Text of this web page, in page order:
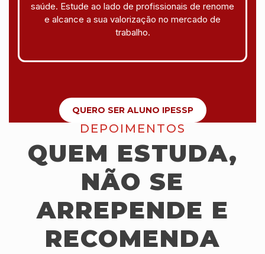
saúde. Estude ao lado de profissionais de renome
e alcance a sua valorização no mercado de
trabalho.
QUERO SER ALUNO IPESSP
DEPOIMENTOS
QUEM ESTUDA,
NÃO SE
ARREPENDE E
RECOMENDA